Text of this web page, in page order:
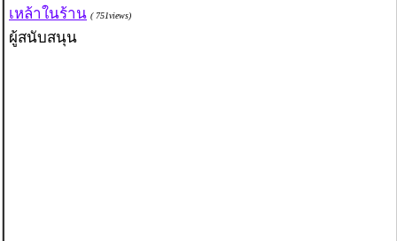
เหล้าในร้าน ( 751views)
ผู้สนับสนุน